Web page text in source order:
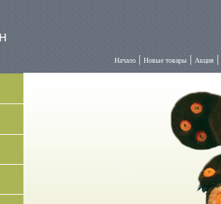
Начало | Новые товары | Акция |